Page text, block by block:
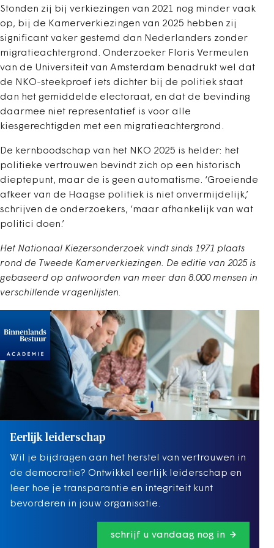
Stonden zij bij verkiezingen van 2021 nog minder vaak
op, bij de Kamerverkiezingen van 2025 hebben zij
significant vaker gestemd dan Nederlanders zonder
migratieachtergrond. Onderzoeker Floris Vermeulen
van de Universiteit van Amsterdam benadrukt wel dat
de NKO-steekproef iets dichter bij de politiek staat
dan het gemiddelde electoraat, en dat de bevinding
daarmee niet representatief is voor alle
kiesgerechtigden met een migratieachtergrond.
De kernboodschap van het NKO 2025 is helder: het
politieke vertrouwen bevindt zich op een historisch
dieptepunt, maar de is geen automatisme. ‘Groeiende
afkeer van de Haagse politiek is niet onvermijdelijk,’
schrijven de onderzoekers, ‘maar afhankelijk van wat
politici doen.’
Het Nationaal Kiezersonderzoek vindt sinds 1971 plaats
rond de Tweede Kamerverkiezingen. De editie van 2025 is
gebaseerd op antwoorden van meer dan 8.000 mensen in
verschillende vragenlijsten.
Eerlijk leiderschap
Wil je bijdragen aan het herstel van vertrouwen in
de democratie? Ontwikkel eerlijk leiderschap en
leer hoe je transparantie en integriteit kunt
bevorderen in jouw organisatie.
schrijf u vandaag nog in